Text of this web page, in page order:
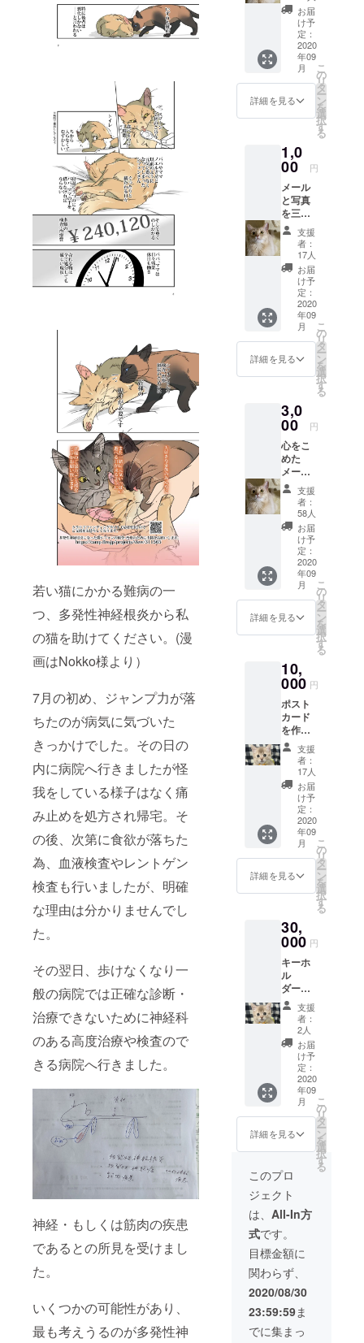
若い猫にかかる難病の一
つ、多発性神経根炎から私
の猫を助けてください。(漫
画はNokko様より）
7月の初め、ジャンプ力が落
ちたのが病気に気づいた
きっかけでした。その日の
内に病院へ行きましたが怪
我をしている様子はなく痛
み止めを処方され帰宅。そ
の後、次第に食欲が落ちた
為、血液検査やレントゲン
検査も行いましたが、明確
な理由は分かりませんでし
た。
その翌日、歩けなくなり一
般の病院では正確な診断・
治療できないために神経科
のある高度治療や検査ので
きる病院へ行きました。
神経・もしくは筋肉の疾患
であるとの所見を受けまし
た。
いくつかの可能性があり、
最も考えうるのが多発性神
す。 動
物の治
療を
行った
後の活
動報告
をさせ
ていた
だきま
す。 費
からな
い為、
すべて
シフォ
ンの治
療にあ
てさせ
ていた
だきま
す。
お届
け予
定：
2020
年09
月
詳細を見る
こ
の
リ
タ
ー
ン
を
選
択
す
る
1,0
00 円
メール
と写真
を三枚
お送り
しま
す。 動
物の治
療を
行った
後の活
動報告
をさせ
ていた
だきま
す。 費
用がか
い為、
すべて
シフォ
ンの治
療にあ
てさせ
ていた
だきま
す。
支援
者：
17人
お届
け予
定：
2020
年09
月
詳細を見る
こ
の
リ
タ
ー
ン
を
選
択
す
る
3,0
00 円
心をこ
めた
メール
と写真
と動画
をお送
りしま
す。 動
物の治
療を
行った
後の活
動報告
をさせ
ていた
だきま
用がか
からな
い為、
支援は
すべて
シフォ
ンのた
めに使
わせて
いただ
きま
す。
支援
者：
58人
お届
け予
定：
2020
年09
月
詳細を見る
こ
の
リ
タ
ー
ン
を
選
択
す
る
10,
000 円
ポスト
カード
を作成
し、直
筆でご
支援に
対して
お礼の
手紙を
お送り
しま
す。 動
物の治
療を
行った
後の活
をさせ
ていた
だきま
す。 シ
フォン
の検
査・治
療費用
にあて
させて
いただ
きま
す。
支援
者：
17人
お届
け予
定：
2020
年09
月
詳細を見る
こ
の
リ
タ
ー
ン
を
選
択
す
る
30,
000 円
キーホ
ル
ダー・
ポスト
カード
を作成
し、直
筆でご
支援に
対する
お礼の
手紙と
共にお
送りし
ます。
動物の
治療を
行った
後の活
動報告
をさせ
ていた
だきま
す。 支
援はシ
フォン
の検
査・治
療のた
めにあ
支援
者：
2人
お届
け予
定：
2020
年09
月
詳細を見る
こ
の
リ
タ
ー
ン
を
選
択
す
る
このプロ
ジェクト
は、 All-In方
式です。
目標金額に
関わらず、
2020/08/30
23:59:59ま
でに集まっ